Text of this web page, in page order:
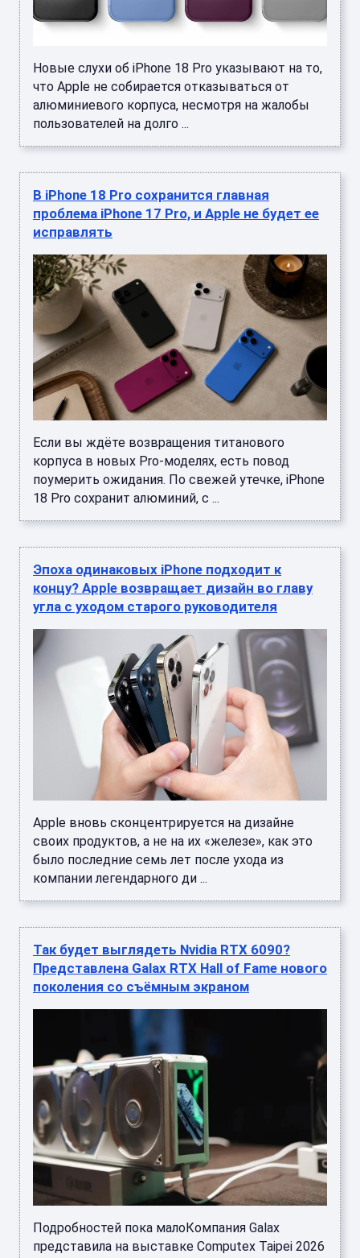
Новые слухи об iPhone 18 Pro указывают на то,
что Apple не собирается отказываться от
алюминиевого корпуса, несмотря на жалобы
пользователей на долго ...
В iPhone 18 Pro сохранится главная
проблема iPhone 17 Pro, и Apple не будет ее
исправлять
Если вы ждёте возвращения титанового
корпуса в новых Pro-моделях, есть повод
поумерить ожидания. По свежей утечке, iPhone
18 Pro сохранит алюминий, с ...
Эпоха одинаковых iPhone подходит к
концу? Apple возвращает дизайн во главу
угла с уходом старого руководителя
Apple вновь сконцентрируется на дизайне
своих продуктов, а не на их «железе», как это
было последние семь лет после ухода из
компании легендарного ди ...
Так будет выглядеть Nvidia RTX 6090?
Представлена Galax RTX Hall of Fame нового
поколения со съёмным экраном
Подробностей пока малоКомпания Galax
представила на выставке Computex Taipei 2026